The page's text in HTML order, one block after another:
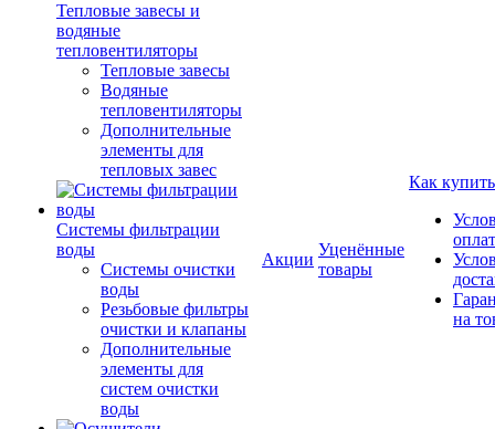
Тепловые завесы и
водяные
тепловентиляторы
Тепловые завесы
Водяные
тепловентиляторы
Дополнительные
элементы для
тепловых завес
Системы фильтрации
воды
Системы очистки
воды
Резьбовые фильтры
очистки и клапаны
Дополнительные
элементы для
систем очистки
воды
Акции
Уценённые
товары
Как купить
на